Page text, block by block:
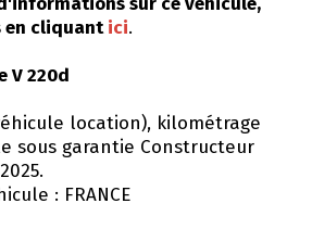
en cliquantici.
V 220d
location), kilométrage
sous garantie Constructeur
: FRANCE